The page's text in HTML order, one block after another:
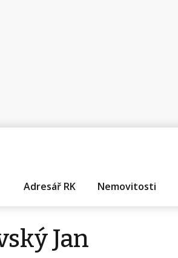
Adresář RK Nemovitosti
Jan